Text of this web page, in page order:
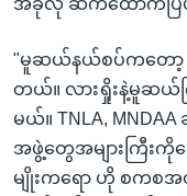
"မူဆယ်နယ်စပ်ကတော့
တယ်။ လားရှိုးနဲ့မူဆယ်က
မယ်။ TNLA,
အဖွဲ့တွေအများကြီး
မျိုးကရော​ ဟို စက